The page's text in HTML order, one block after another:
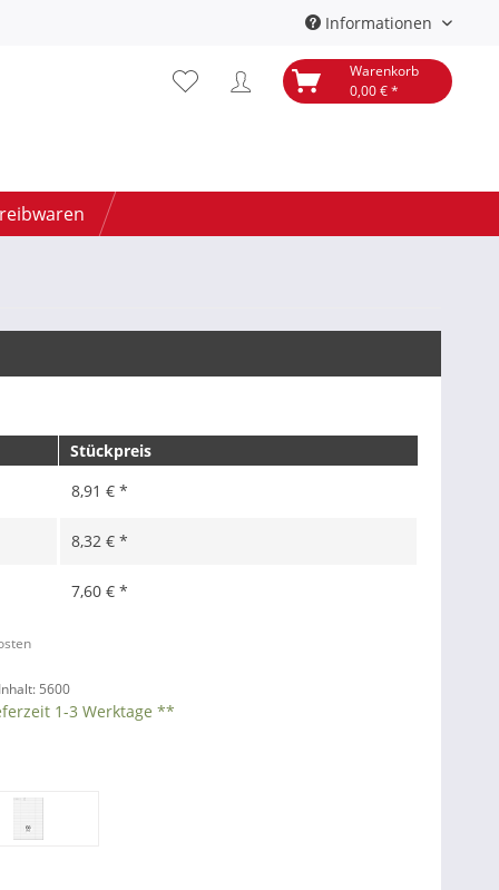
Informationen
Warenkorb
0,00 € *
Stückpreis
8,91 € *
8,32 € *
7,60 € *
Inhalt: 5600
1-3 Werktage **